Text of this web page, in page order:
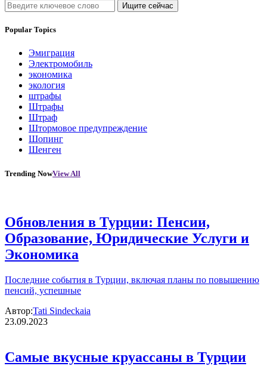
Ищите сейчас
Popular Topics
Эмиграция
Электромобиль
экономика
экология
штрафы
Штрафы
Штраф
Штормовое предупреждение
Шопинг
Шенген
Trending NowView All
Обновления в Турции: Пенсии,
Образование, Юридические Услуги и
Экономика
Последние события в Турции, включая планы по повышению
пенсий, успешные
Автор:Tati Sindeckaia
23.09.2023
Самые вкусные круассаны в Турции